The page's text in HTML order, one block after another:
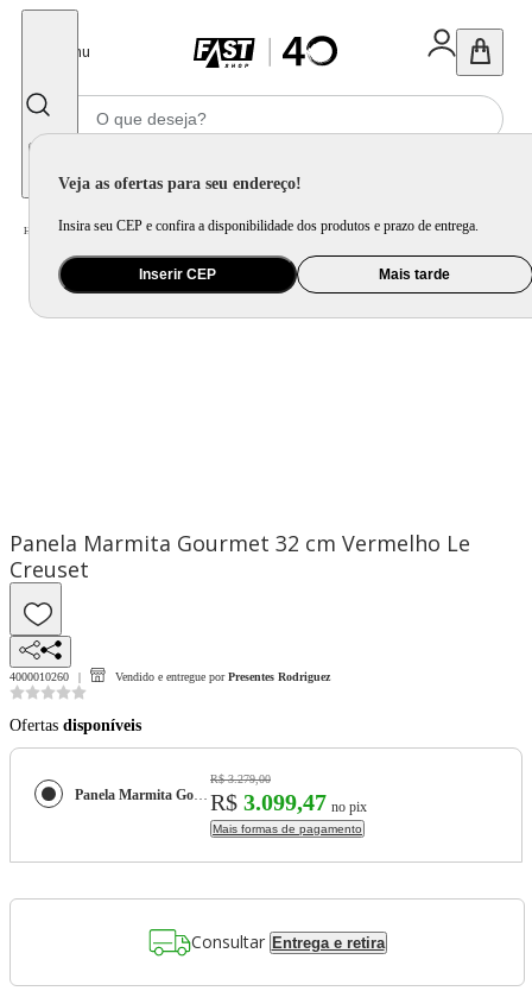
Menu
Veja as ofertas para seu endereço!
Insira seu CEP e confira a disponibilidade dos produtos e prazo de entrega.
Inserir CEP Mais tarde
Home Utilidade Doméstica Cozinha / Jogo de Panela e Panela Avulsa
Panela Marmita Gourmet 32 cm Vermelho Le
Creuset
4000010260 Vendido e entregue por Presentes Rodriguez
Ofertas disponíveis
Panela Marmita Gourmet 32 cm Vermelho Le Creuset
R$ 3.279,00
R$ 3.099,47 no pix
Mais formas de pagamento
Consultar Entrega e retira